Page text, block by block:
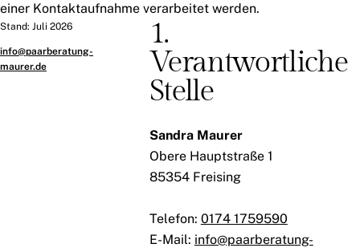
einer Kontaktaufnahme verarbeitet werden.
Stand: Juli 2026
info@paarberatung-
maurer.de
1.
Verantwortliche
Stelle
Sandra Maurer
Obere Hauptstraße 1
85354 Freising
Telefon: 0174 1759590
E-Mail: info@paarberatung-